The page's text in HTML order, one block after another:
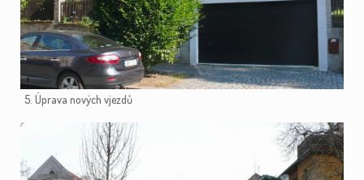
5. Úprava nových vjezdů